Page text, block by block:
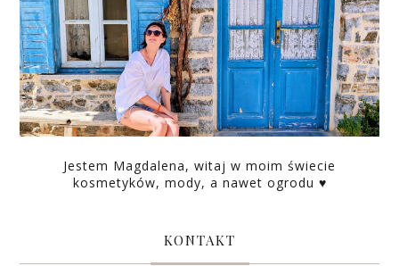
Jestem Magdalena, witaj w moim świecie
kosmetyków, mody, a nawet ogrodu ♥
KONTAKT